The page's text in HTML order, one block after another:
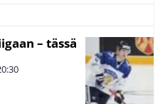
– tässä